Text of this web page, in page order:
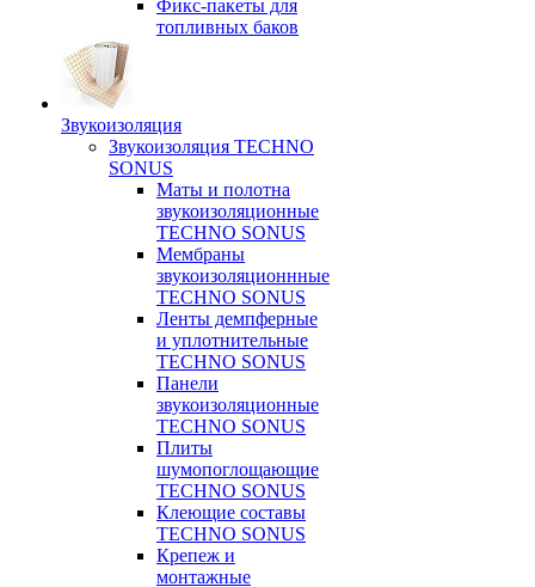
Фикс-пакеты для
топливных баков
Звукоизоляция
Звукоизоляция TECHNO
SONUS
Маты и полотна
звукоизоляционные
TECHNO SONUS
Мембраны
звукоизоляционнные
TECHNO SONUS
Ленты демпферные
и уплотнительные
TECHNO SONUS
Панели
звукоизоляционные
TECHNO SONUS
Плиты
шумопоглощающие
TECHNO SONUS
Клеющие составы
TECHNO SONUS
Крепеж и
монтажные